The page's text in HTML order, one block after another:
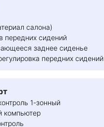
салона)
передних сидений
заднее сиденье
передних сидений
1-зонный
компьютер